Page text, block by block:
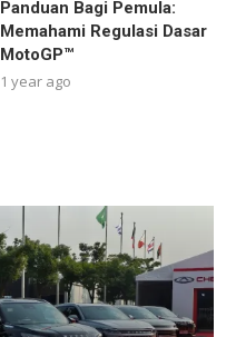
Panduan Bagi Pemula:
Memahami Regulasi Dasar
MotoGP™
1 year ago